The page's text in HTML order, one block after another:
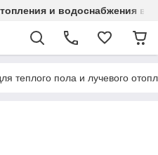
и водоснабжения в
теплого пола и лучевого